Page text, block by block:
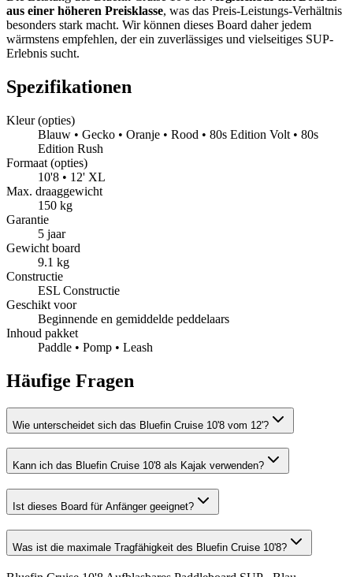
aus einer höheren Preisklasse, was das Preis-Leistungs-Verhältnis
besonders stark macht. Wir können dieses Board daher jedem
wärmstens empfehlen, der ein zuverlässiges und vielseitiges SUP-
Erlebnis sucht.
Spezifikationen
Kleur (opties)
Blauw • Gecko • Oranje • Rood • 80s Edition Volt • 80s
Edition Rush
Formaat (opties)
10'8 • 12' XL
Max. draaggewicht
150 kg
Garantie
5 jaar
Gewicht board
9.1 kg
Constructie
ESL Constructie
Geschikt voor
Beginnende en gemiddelde peddelaars
Inhoud pakket
Paddle • Pomp • Leash
Häufige Fragen
Wie unterscheidet sich das Bluefin Cruise 10'8 vom 12'?
Kann ich das Bluefin Cruise 10'8 als Kajak verwenden?
Ist dieses Board für Anfänger geeignet?
Was ist die maximale Tragfähigkeit des Bluefin Cruise 10'8?